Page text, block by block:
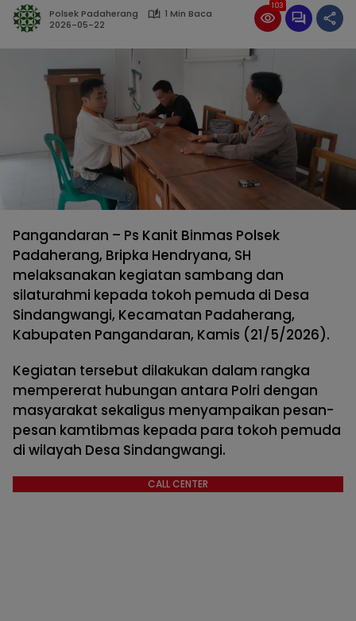
Polsek Padaherang
1 Min Baca
2026-05-22
103
Pangandaran – Ps Kanit Binmas Polsek
Padaherang, Bripka Hendryana, SH
melaksanakan kegiatan sambang dan
silaturahmi kepada tokoh pemuda di Desa
Sindangwangi, Kecamatan Padaherang,
Kabupaten Pangandaran, Kamis (21/5/2026).
Kegiatan tersebut dilakukan dalam rangka
mempererat hubungan antara Polri dengan
masyarakat sekaligus menyampaikan pesan-
pesan kamtibmas kepada para tokoh pemuda
di wilayah Desa Sindangwangi.
CALL CENTER